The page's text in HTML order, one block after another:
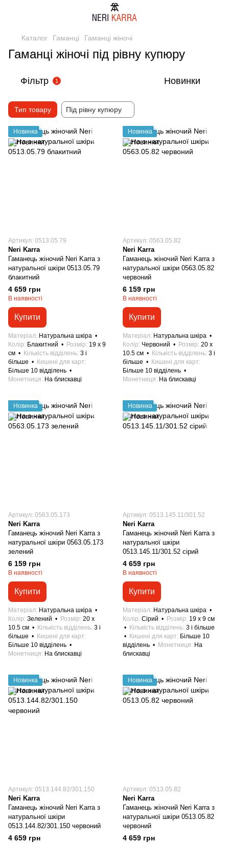
Каталог Гаманці Гаманці жіночі
Гаманці жіночі під рівну купюру
Фільтр 1 Новинки
Тип товару Під рівну купюру
Новинка
Артикул: 0513.05.79
Neri Karra
Гаманець жіночий Neri Karra з
натуральної шкіри 0513.05.79
блакитний
4 659 грн
В наявності
Купити
Матеріал
Натуральна шкіра
Колір
Блакитний Розмір 19 x 9
см
Кількість відділень 3 і
більше
Кишені для карт
Більше 10 відділень
Монетниця
На блискавці
Новинка
Артикул: 0563.05.82
Neri Karra
Гаманець жіночий Neri Karra з
натуральної шкіри 0563.05.82
червоний
6 159 грн
В наявності
Купити
Матеріал
Натуральна шкіра
Колір Червоний Розмір 20 x
10.5 см
Кількість відділень 3 і
більше
Кишені для карт
Більше 10 відділень
Монетниця
На блискавці
Новинка
Артикул: 0563.05.173
Neri Karra
Гаманець жіночий Neri Karra з
натуральної шкіри 0563.05.173
зелений
6 159 грн
В наявності
Купити
Матеріал
Натуральна шкіра
Колір Зелений Розмір 20 x
10.5 см
Кількість відділень 3 і
більше
Кишені для карт
Більше 10 відділень
Монетниця
На блискавці
Новинка
Артикул: 0513.145.11/301.52
Neri Karra
Гаманець жіночий Neri Karra з
натуральної шкіри
0513.145.11/301.52 сірий
4 659 грн
В наявності
Купити
Матеріал
Натуральна шкіра
Колір Сірий Розмір 19 x 9 см
Кількість відділень 3 і більше
Кишені для карт
Більше 10
відділень
Монетниця
На
блискавці
Новинка
Артикул: 0513.144.82/301.150
Neri Karra
Гаманець жіночий Neri Karra з
натуральної шкіри
0513.144.82/301.150 червоний
4 659 грн
Новинка
Артикул: 0513.05.82
Neri Karra
Гаманець жіночий Neri Karra з
натуральної шкіри 0513.05.82
червоний
4 659 грн